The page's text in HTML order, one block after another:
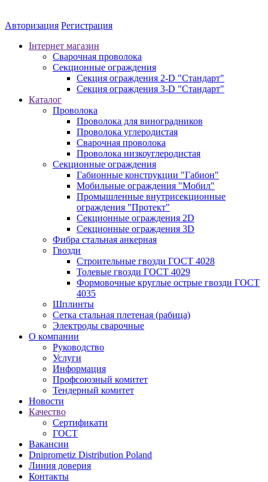
Авторизация Регистрация
Інтернет магазин
Сварочная проволока
Секционные ограждения
Секция ограждения 2-D "Стандарт"
Секция ограждения 3-D "Стандарт"
Каталог
Проволока
Проволока для виноградников
Проволока углеродистая
Сварочная проволока
Проволока низкоуглеродистая
Секционные ограждения
Габионные конструкции "Габион"
Мобильные ограждения "Мобил"
Промышленные внутрисекционные
ограждения "Протект"
Секционные ограждения 2D
Секционные ограждения 3D
Фибра стальная анкерная
Гвозди
Строительные гвозди ГОСТ 4028
Толевые гвозди ГОСТ 4029
Формовочные круглые острые гвозди ГОСТ
4035
Шплинты
Сетка стальная плетеная (рабица)
Электроды сварочные
О компании
Руководство
Услуги
Информация
Профсоюзный комитет
Тендерный комитет
Новости
Качество
Сертификати
ГОСТ
Вакансии
Dniprometiz Distribution Poland
Линия доверия
Контакты